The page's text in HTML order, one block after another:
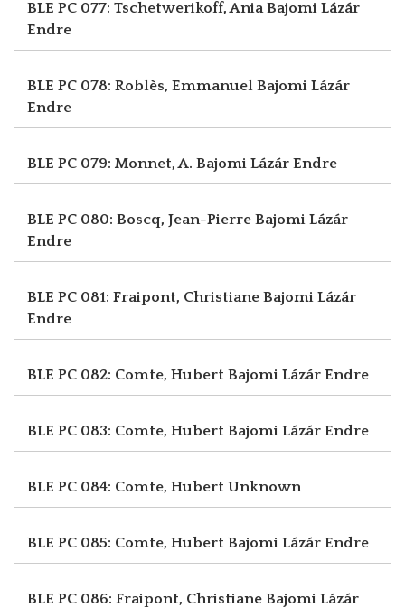
BLE PC 077: Tschetwerikoff, AniaBajomi Lázár
Endre
BLE PC 078: Roblès, Emmanuel Bajomi Lázár
Endre
BLE PC 079: Monnet, A. Bajomi Lázár Endre
BLE PC 080: Boscq, Jean-Pierre Bajomi Lázár
Endre
BLE PC 081: Fraipont, Christiane Bajomi Lázár
Endre
BLE PC 082: Comte, Hubert Bajomi Lázár Endre
BLE PC 083: Comte, Hubert Bajomi Lázár Endre
BLE PC 084: Comte, Hubert Unknown
BLE PC 085: Comte, Hubert Bajomi Lázár Endre
BLE PC 086: Fraipont, Christiane Bajomi Lázár